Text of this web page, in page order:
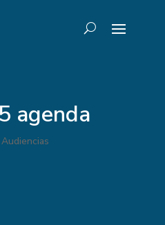
agenda
Audiencias